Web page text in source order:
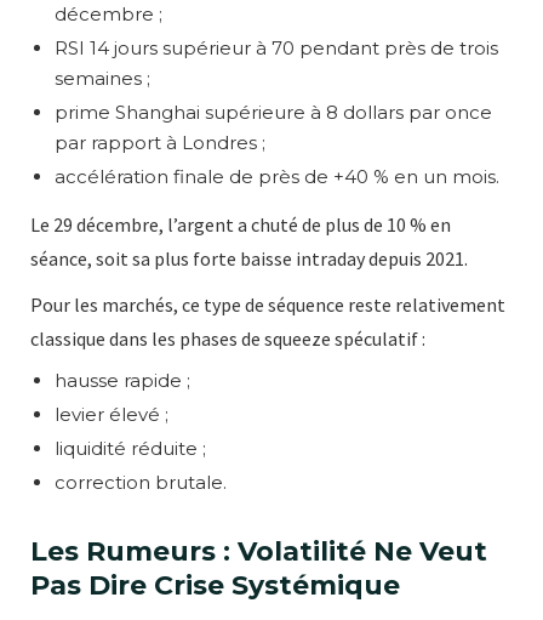
décembre ;
RSI 14 jours supérieur à 70 pendant près de trois
semaines ;
prime Shanghai supérieure à 8 dollars par once
par rapport à Londres ;
accélération finale de près de +40 % en un mois.
Le 29 décembre, l’argent a chuté de plus de 10 % en
séance, soit sa plus forte baisse intraday depuis 2021.
Pour les marchés, ce type de séquence reste relativement
classique dans les phases de squeeze spéculatif :
hausse rapide ;
levier élevé ;
liquidité réduite ;
correction brutale.
Les Rumeurs : Volatilité Ne Veut
Pas Dire Crise Systémique